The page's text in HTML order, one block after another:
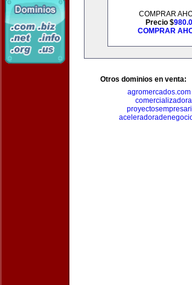
COMPRAR
Precio $
COMPRAR
Otros dominios en venta:
agromercados.com